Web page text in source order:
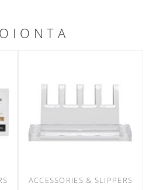
ACCESSORIES & SLIPPERS